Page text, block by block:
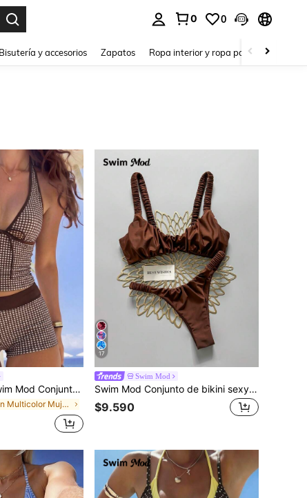
0 0
Bisutería y accesorios Zapatos Ropa interior y ropa para dormir
festival de música, fiesta, vanguardista, atrevido, para exterior, verano, playa, minimalista, casual, vacaciones, básico, versátil, estampado de leopardo con ribete en contraste, colocación digital, top de bikini halter con braguita hipster ajustada, efecto adelgazante, para primavera, otoño, vuelta al cole, festival de la cerveza, vacaciones, promoción de primavera, atuendo de playa, fiesta, traje de baño, Día de San Valentín, Año Nuevo, carnaval, Día de la Madre, Día Internacional de la Mujer, salida familiar, Brasil, festival de junio, graduación
en Multicolor Mujeres Tankinis
17
Swim Mod
Swim Mod Conjunto de bikini sexy de corte alto con tirantes gruesos y fruncido de unicolor para mujer primavera/verano
$9.590